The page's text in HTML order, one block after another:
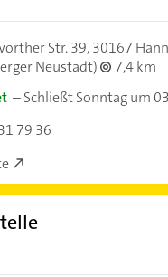
Str. 39,30167
Neustadt)
7,4 km
–Schließt Sonntag um
79 36